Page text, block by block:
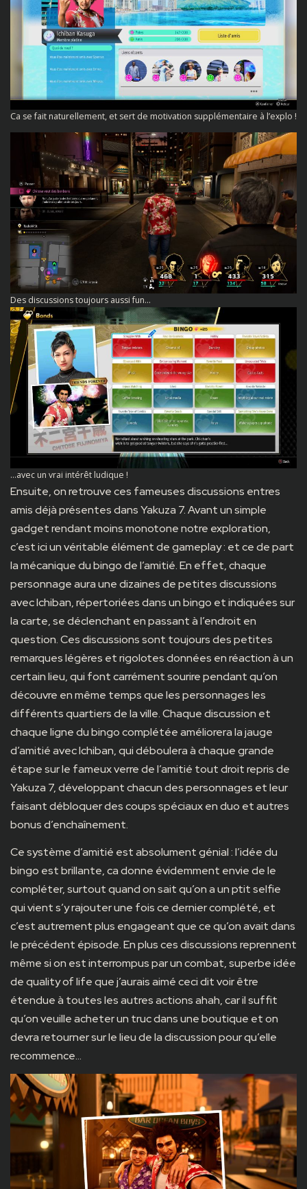
Ca se fait naturellement, et sert de motivation supplémentaire à l’explo !
Des discussions toujours aussi fun…
…avec un vrai intérêt ludique !
Ensuite, on retrouve ces fameuses discussions entres
amis déjà présentes dans Yakuza 7. Avant un simple
gadget rendant moins monotone notre exploration,
c’est ici un véritable élément de gameplay : et ce de part
la mécanique du bingo de l’amitié. En effet, chaque
personnage aura une dizaines de petites discussions
avec Ichiban, répertoriées dans un bingo et indiquées sur
la carte, se déclenchant en passant à l’endroit en
question. Ces discussions sont toujours des petites
remarques légères et rigolotes données en réaction à un
certain lieu, qui font carrément sourire pendant qu’on
découvre en même temps que les personnages les
différents quartiers de la ville. Chaque discussion et
chaque ligne du bingo complétée améliorera la jauge
d’amitié avec Ichiban, qui déboulera à chaque grande
étape sur le fameux verre de l’amitié tout droit repris de
Yakuza 7, développant chacun des personnages et leur
faisant débloquer des coups spéciaux en duo et autres
bonus d’enchaînement.
Ce système d’amitié est absolument génial : l’idée du
bingo est brillante, ca donne évidemment envie de le
compléter, surtout quand on sait qu’on a un ptit selfie
qui vient s’y rajouter une fois ce dernier complété, et
c’est autrement plus engageant que ce qu’on avait dans
le précédent épisode. En plus ces discussions reprennent
même si on est interrompus par un combat, superbe idée
de quality of life que j’aurais aimé ceci dit voir être
étendue à toutes les autres actions ahah, car il suffit
qu’on veuille acheter un truc dans une boutique et on
devra retourner sur le lieu de la discussion pour qu’elle
recommence…